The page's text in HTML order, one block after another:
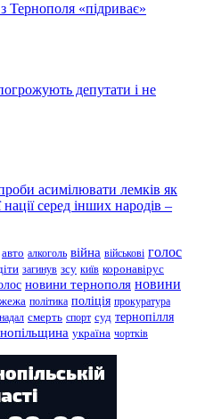
Тернополя «підриває»
депутати і не
асимілювати лемків як
серед інших народів –
авто алкоголь війна військові голос
загинув зсу київ коронавірус
новини тернополя новини
політика поліція прокуратура
смерть спорт суд тернопілля
україна чортків